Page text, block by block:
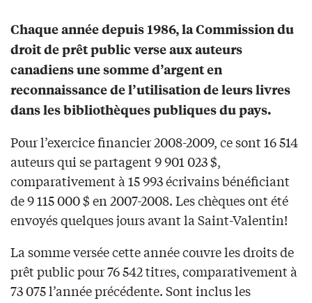
Chaque année depuis 1986, la Commission du
droit de prêt public verse aux auteurs
canadiens une somme d’argent en
reconnaissance de l’utilisation de leurs livres
dans les bibliothèques publiques du pays.
Pour l’exercice financier 2008-2009, ce sont 16 514
auteurs qui se partagent 9 901 023 $,
comparativement à 15 993 écrivains bénéficiant
de 9 115 000 $ en 2007-2008. Les chèques ont été
envoyés quelques jours avant la Saint-Valentin!
La somme versée cette année couvre les droits de
prêt public pour 76 542 titres, comparativement à
73 075 l’année précédente. Sont inclus les